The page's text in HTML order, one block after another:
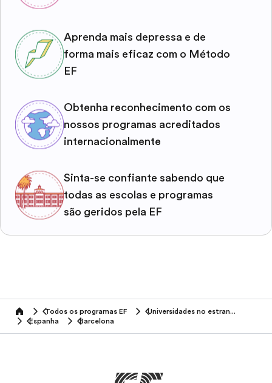
Aprenda mais depressa e de
forma mais eficaz com o Método
EF
Obtenha reconhecimento com os
nossos programas acreditados
internacionalmente
Sinta-se confiante sabendo que
todas as escolas e programas
são geridos pela EF
home Todos os programas EF
Universidades no estrangeiro
Espanha
Barcelona